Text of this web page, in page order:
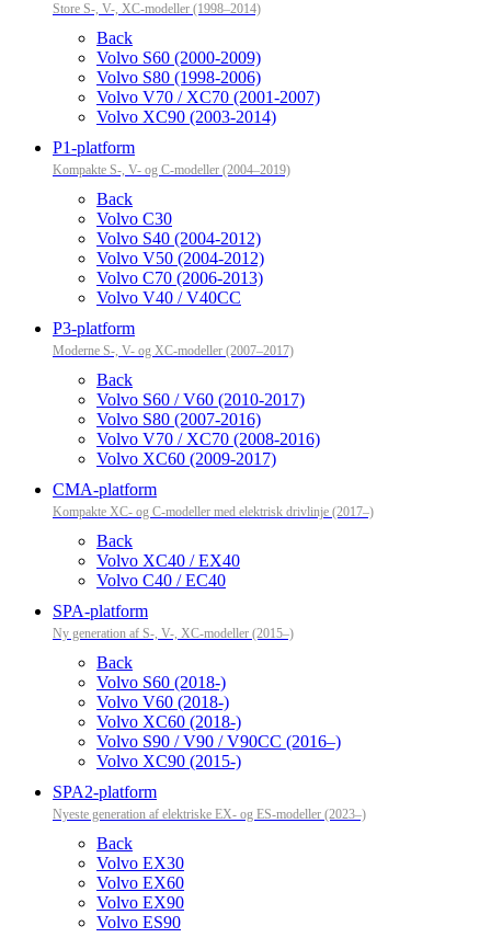
Store S-, V-, XC-modeller (1998–2014)
Back
Volvo S60 (2000-2009)
Volvo S80 (1998-2006)
Volvo V70 / XC70 (2001-2007)
Volvo XC90 (2003-2014)
P1-platform
Kompakte S-, V- og C-modeller (2004–2019)
Back
Volvo C30
Volvo S40 (2004-2012)
Volvo V50 (2004-2012)
Volvo C70 (2006-2013)
Volvo V40 / V40CC
P3-platform
Moderne S-, V- og XC-modeller (2007–2017)
Back
Volvo S60 / V60 (2010-2017)
Volvo S80 (2007-2016)
Volvo V70 / XC70 (2008-2016)
Volvo XC60 (2009-2017)
CMA-platform
Kompakte XC- og C-modeller med elektrisk drivlinje (2017–)
Back
Volvo XC40 / EX40
Volvo C40 / EC40
SPA-platform
Ny generation af S-, V-, XC-modeller (2015–)
Back
Volvo S60 (2018-)
Volvo V60 (2018-)
Volvo XC60 (2018-)
Volvo S90 / V90 / V90CC (2016–)
Volvo XC90 (2015-)
SPA2-platform
Nyeste generation af elektriske EX- og ES-modeller (2023–)
Back
Volvo EX30
Volvo EX60
Volvo EX90
Volvo ES90